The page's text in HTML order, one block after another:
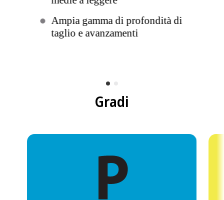
Ampia gamma di profondità di
taglio e avanzamenti
Gradi